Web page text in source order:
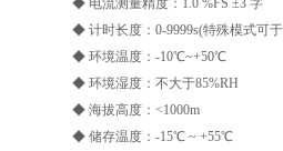
◆ 电流测量精度：1.0 %FS ±3
◆ 计时长度：0-9999s(特殊模式
◆ 环境温度：-10℃~+50℃
◆ 环境湿度：不大于85%RH
◆ 海拔高度：<1000m
◆ 储存温度：-15℃ ~ +55℃